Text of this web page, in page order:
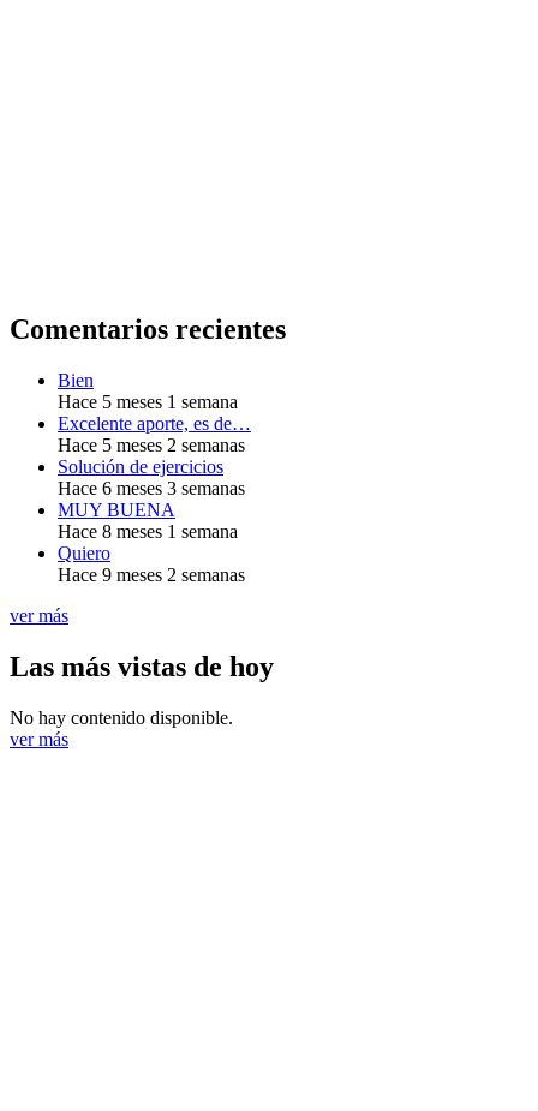
Comentarios recientes
Bien
Hace 5 meses 1 semana
Excelente aporte, es de…
Hace 5 meses 2 semanas
Solución de ejercicios
Hace 6 meses 3 semanas
MUY BUENA
Hace 8 meses 1 semana
Quiero
Hace 9 meses 2 semanas
ver más
Las más vistas de hoy
No hay contenido disponible.
ver más